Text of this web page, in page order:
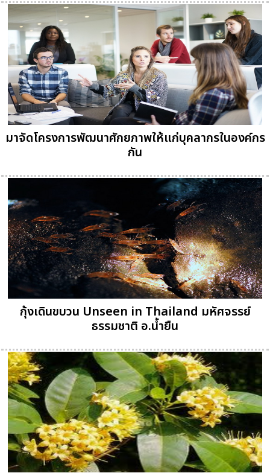
มาจัดโครงการพัฒนาศักยภาพให้แก่บุคลากรในองค์กร
กัน
กุ้งเดินขบวน Unseen in Thailand มหัศจรรย์
ธรรมชาติ อ.น้ำยืน